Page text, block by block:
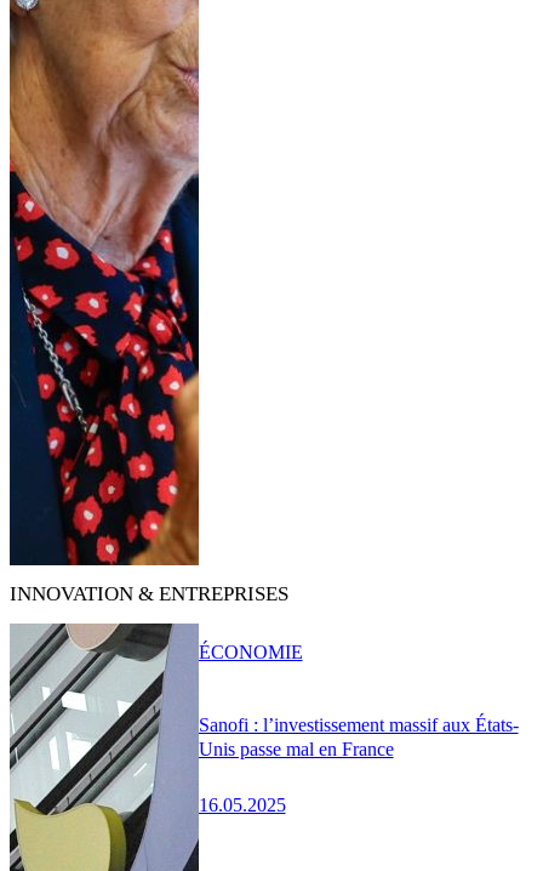
INNOVATION & ENTREPRISES
Sanofi : l’investissement massif aux États-
Unis passe mal en France
16.05.2025
ÉCONOMIE